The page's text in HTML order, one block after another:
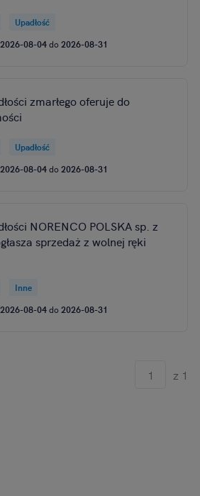
Upadłość
2026-08-04do 2026-08-31
zmarłego oferuje do
Upadłość
2026-08-04do 2026-08-31
NORENCO POLSKA sp. z
sprzedaż z wolnej ręki
Inne
2026-08-04do 2026-08-31
z 1